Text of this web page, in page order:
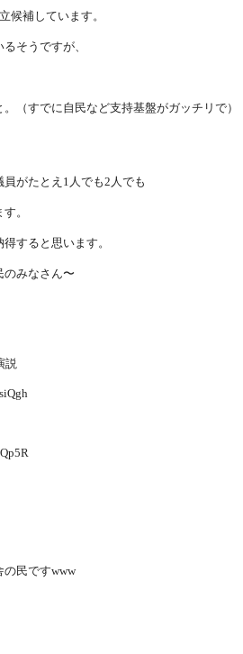
しています。
そうですが、
（すでに自民など支持基盤がガッチリで）
がたとえ1人でも2人でも
。
すると思います。
みなさん〜
説
の民ですwww